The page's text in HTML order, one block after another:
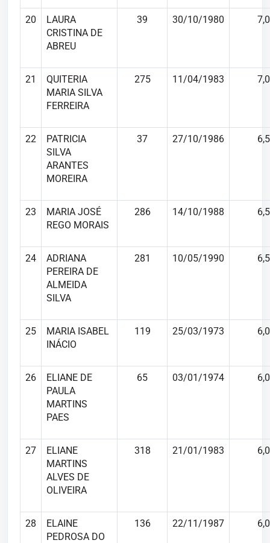
20
LAURA
CRISTINA DE
ABREU
39 30/10/1980 7,0
21
QUITERIA
MARIA SILVA
FERREIRA
275 11/04/1983 7,0
22
PATRICIA
SILVA
ARANTES
MOREIRA
37 27/10/1986 6,5
23
MARIA JOSÉ
REGO MORAIS
286 14/10/1988 6,5
24
ADRIANA
PEREIRA DE
ALMEIDA
SILVA
281 10/05/1990 6,5
25
MARIA ISABEL
INÁCIO
119 25/03/1973 6,0
26
ELIANE DE
PAULA
MARTINS
PAES
65 03/01/1974 6,0
27
ELIANE
MARTINS
ALVES DE
OLIVEIRA
318 21/01/1983 6,0
28
ELAINE
PEDROSA DO
136 22/11/1987 6,0